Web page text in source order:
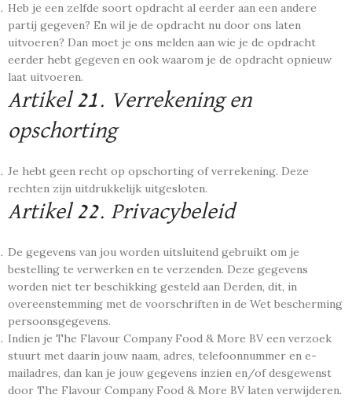
Heb je een zelfde soort opdracht al eerder aan een andere
partij gegeven? En wil je de opdracht nu door ons laten
uitvoeren? Dan moet je ons melden aan wie je de opdracht
eerder hebt gegeven en ook waarom je de opdracht opnieuw
laat uitvoeren.
Artikel 21. Verrekening en
opschorting
Je hebt geen recht op opschorting of verrekening. Deze
rechten zijn uitdrukkelijk uitgesloten.
Artikel 22. Privacybeleid
De gegevens van jou worden uitsluitend gebruikt om je
bestelling te verwerken en te verzenden. Deze gegevens
worden niet ter beschikking gesteld aan Derden, dit, in
overeenstemming met de voorschriften in de Wet bescherming
persoonsgegevens.
Indien je The Flavour Company Food & More BV een verzoek
stuurt met daarin jouw naam, adres, telefoonnummer en e-
mailadres, dan kan je jouw gegevens inzien en/of desgewenst
door The Flavour Company Food & More BV laten verwijderen.